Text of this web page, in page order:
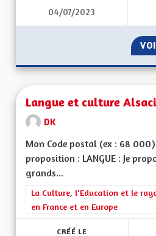
04/07/2023
Langue et culture
DK
Mon Code postal (ex : 68
proposition : LANGUE : Je
grands...
Filtrer les résultats de la
La Culture, l'Education et le
en France et en Europe
CRÉÉ LE